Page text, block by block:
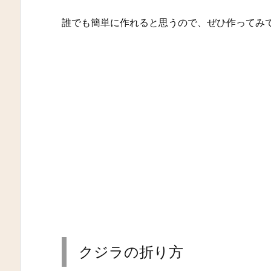
誰でも簡単に作れると思うので、ぜひ作ってみ
クジラの折り方